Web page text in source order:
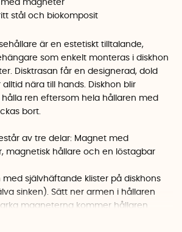
med magneter
stål och biokomposit
är en estetiskt tilltalande,
som enkelt monteras i diskhon
Disktrasan får en designerad, dold
nära till hands. Diskhon blir
ren eftersom hela hållaren med
bort.
av tre delar: Magnet med
magnetisk hållare och en löstagbar
självhäftande klister på diskhons
sinken). Sätt ner armen i hållaren
magneterna kommer hållaren
plats i diskhon.